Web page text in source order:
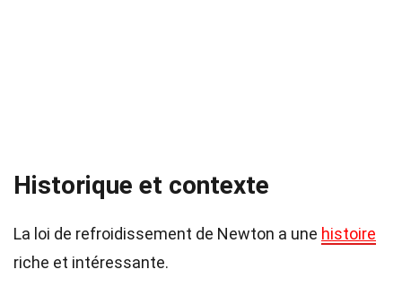
Historique et contexte
La loi de refroidissement de Newton a une histoire
riche et intéressante.